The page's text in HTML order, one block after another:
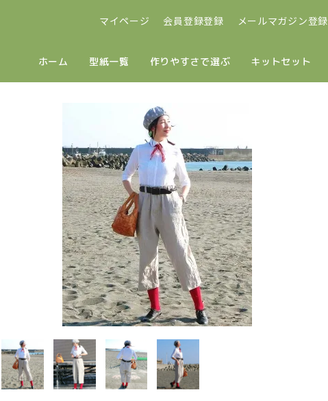
マイページ 会員登録登録 メールマガジン登録
ホーム 型紙一覧 作りやすさで選ぶ キットセット